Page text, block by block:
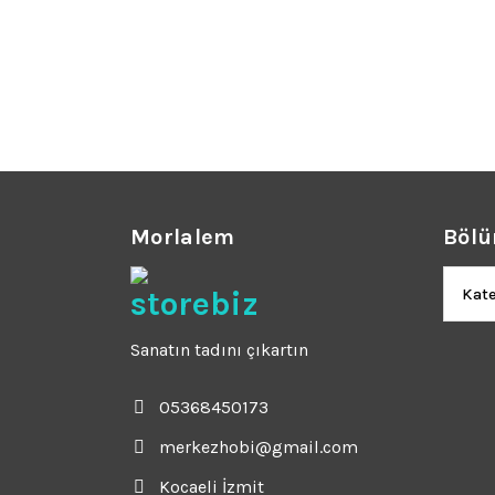
Morlalem
Sanatın tadını çıkartın
05368450173
merkezhobi@gmail.com
Kocaeli İzmit